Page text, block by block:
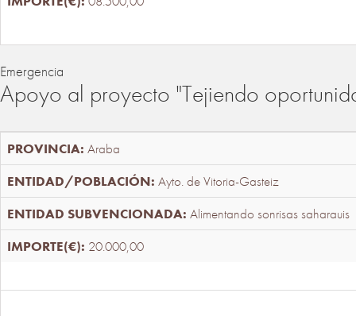
Emergencia
Apoyo al proyecto "Tejiendo
Araba
Ayto. de Vitoria-Gasteiz
Alimentando sonrisas saharauis
20.000,00